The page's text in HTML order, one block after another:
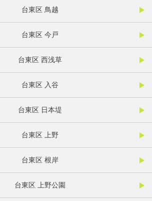
台東区 鳥越
台東区 今戸
台東区 西浅草
台東区 入谷
台東区 日本堤
台東区 上野
台東区 根岸
台東区 上野公園